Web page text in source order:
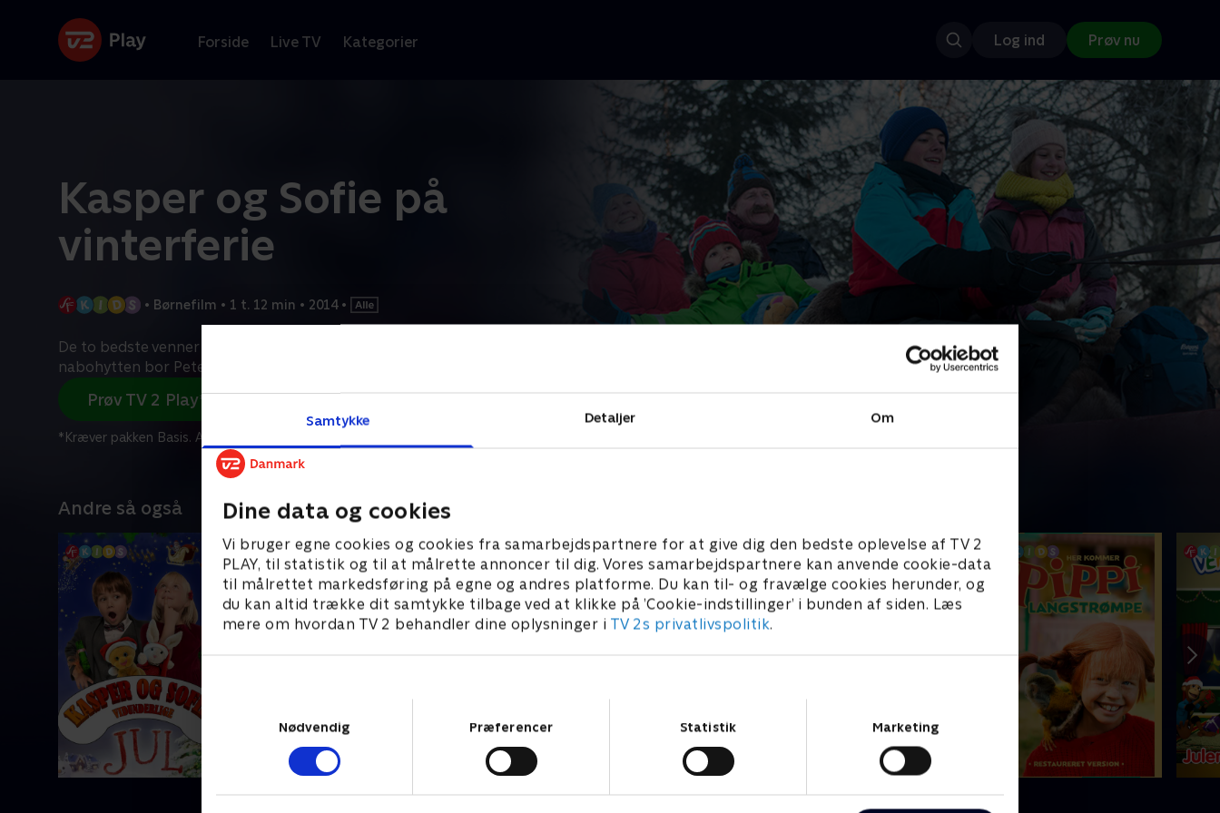
Samtykke Detaljer Om
Dine data og cookies
Vi bruger egne cookies og cookies fra samarbejdspartnere for at give dig den bedste oplevelse af TV 2
PLAY, til statistik og til at målrette annoncer til dig. Vores samarbejdspartnere kan anvende cookie-data
til målrettet markedsføring på egne og andres platforme. Du kan til- og fravælge cookies herunder, og
du kan altid trække dit samtykke tilbage ved at klikke på ’Cookie-indstillinger’ i bunden af siden. Læs
mere om hvordan TV 2 behandler dine oplysninger i TV 2s privatlivspolitik.
Nødvendig
Præferencer Statistik Marketing
Forside Live TV Kategorier Log ind Prøv nu
Kasper og Sofie på
vinterferie
• Børnefilm • 1 t. 12 min • 2014 •
De to bedste venner tager på hyttetur med Esther og morfar. I
nabohytten bor Peter, han er både sej og god til at
Prøv TV 2 Play*
*Kræver pakken Basis. Administrer dit abonnement på Mit TV 2.
Andre så også